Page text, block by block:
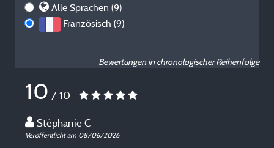
Alle Sprachen (9)
Französisch (9)
Bewertungen in chronologischer Reihenfolge
10 / 10
Stéphanie C
Veröffentlicht am 08/06/2026